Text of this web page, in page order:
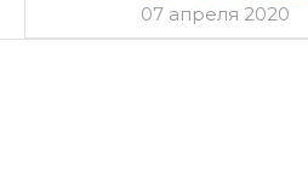
07 апреля 2020